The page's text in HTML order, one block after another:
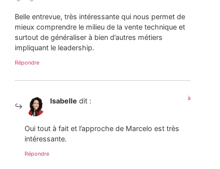
Belle entrevue, très intéressante qui nous permet de
mieux comprendre le milieu de la vente technique et
surtout de généraliser à bien d’autres métiers
impliquant le leadership.
Répondre
Isabelle dit : à
Oui tout à fait et l’approche de Marcelo est très
intéressante.
Répondre